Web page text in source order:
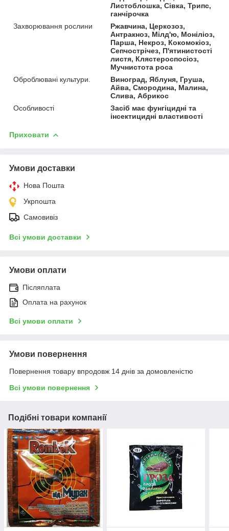
Листоблошка, Сівка, Трипс,
ганчірочка
Захворювання рослини
Ржавчина, Церкозоз,
Антракноз, Мілд'ю, Моніліоз,
Парша, Некроз, Кокомокіоз,
Сепчострічез, П'ятинистості
листя, Клястероспосіоз,
Мучнистота роса
Оброблювані культури.
Виноград, Яблуня, Груша,
Айва, Смородина, Малина,
Слива, Абрикос
Особливості
Засіб має фунгіцидні та
інсектицидні властивості
Приховати
Умови доставки
Нова Пошта
Укрпошта
Самовивіз
Всі умови доставки
Умови оплати
Післяплата
Оплата на рахунок
Всі умови оплати
Умови повернення
Повернення товару впродовж 14 днів за домовленістю
Всі умови повернення
Подібні товари компанії